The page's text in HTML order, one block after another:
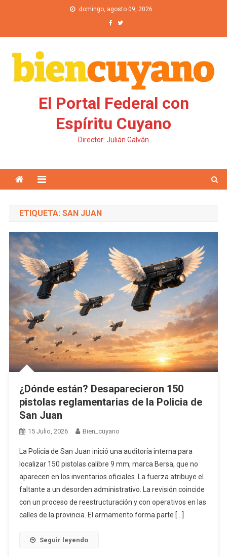
domingo, agosto 09, 2026
El Portal Federal con
Espíritu Cuyano
Director: Julián Galván
ETIQUETA: SAN JUAN
¿Dónde están? Desaparecieron 150
pistolas reglamentarias de la Policia de
San Juan
15 Julio, 2026 Bien_cuyano
La Policía de San Juan inició una auditoría interna para
localizar 150 pistolas calibre 9 mm, marca Bersa, que no
aparecen en los inventarios oficiales. La fuerza atribuye el
faltante a un desorden administrativo. La revisión coincide
con un proceso de reestructuración y con operativos en las
calles de la provincia. El armamento forma parte […]
Seguir leyendo